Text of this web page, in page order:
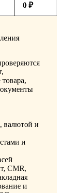
0 ₽
валютой и
и
CMR,
и